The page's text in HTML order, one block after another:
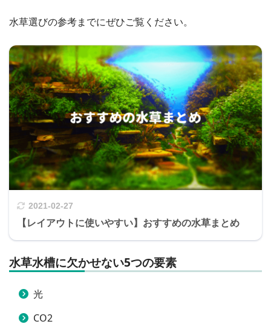
水草選びの参考までにぜひご覧ください。
2021-02-27
【レイアウトに使いやすい】おすすめの水草まとめ
水草水槽に欠かせない5つの要素
光
CO2